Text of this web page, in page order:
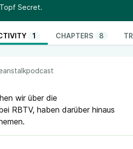
Secret.
1 CHAPTERS 8
wir über die
RBTV, haben darüber hinaus